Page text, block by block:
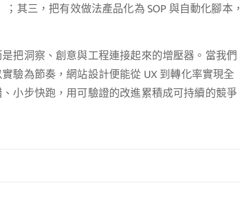
其三，把有效做法產品化為 SOP 與自動化腳本，
把洞察、創意與工程連接起來的增壓器。當我們
驗為節奏，網站設計便能從 UX 到轉化率實現全
小步快跑，用可驗證的改進累積成可持續的競爭